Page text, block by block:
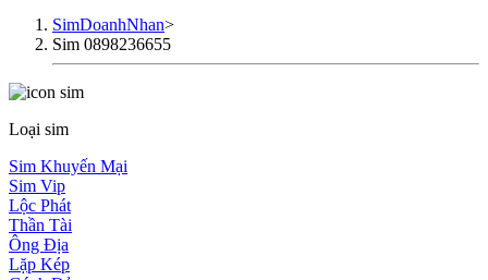
SimDoanhNhan>
Sim 0898236655
Loại sim
Sim Khuyến Mại
Sim Vip
Lộc Phát
Thần Tài
Ông Địa
Lặp Kép